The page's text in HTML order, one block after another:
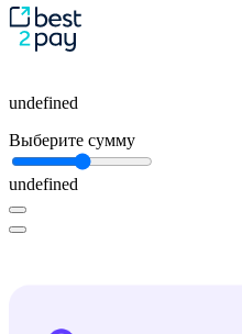
undefined
Выберите сумму
undefined